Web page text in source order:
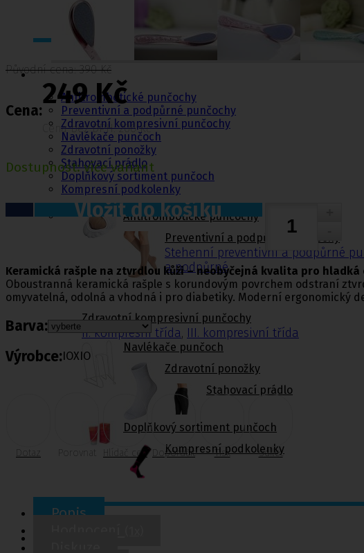
Punčochy,
ponožky
Antitrombotické punčochy
Preventivní a podpůrné punčochy
Zdravotní kompresivní punčochy
Navlékače punčoch
Zdravotní ponožky
Stahovací prádlo
Doplňkový sortiment punčoch
Kompresní podkolenky
Antitrombotické punčochy
Preventivní a podpůrné punčochy
Stehenní preventivní a podpůrné
a podpůrné
Zdravotní kompresivní punčochy
II. kompresní třída, III. kompresivní třída
Navlékače punčoch
Zdravotní ponožky
Stahovací prádlo
Doplňkový sortiment punčoch
Kompresní podkolenky
Původní cena: 390 Kč
Cena:
249 Kč
Cena bez DPH: 206 Kč
Dostupnost:více variant
Vložit do košíku
Keramická rašple na ztvrdlou kůži – neobyčejná kvalita pro hladká
Oboustranná keramická rašple s korundovým povrchem odstraní
omyvatelná, odolná a vhodná i pro diabetiky. Moderní ergonomický
Barva:
Výrobce:IOXIO
Dotaz Porovnat Hlídač cen Doporučit Tisk Sdílet
Popis